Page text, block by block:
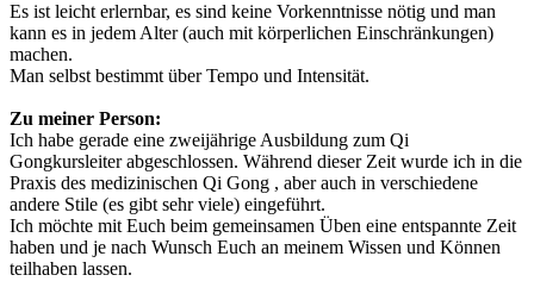
Es ist leicht erlernbar, es sind keine Vorkenntnisse nötig und man
kann es in jedem Alter (auch mit körperlichen Einschränkungen)
machen.
Man selbst bestimmt über Tempo und Intensität.
Zu meiner Person:
Ich habe gerade eine zweijährige Ausbildung zum Qi
Gongkursleiter abgeschlossen. Während dieser Zeit wurde ich in die
Praxis des medizinischen Qi Gong , aber auch in verschiedene
andere Stile (es gibt sehr viele) eingeführt.
Ich möchte mit Euch beim gemeinsamen Üben eine entspannte Zeit
haben und je nach Wunsch Euch an meinem Wissen und Können
teilhaben lassen.